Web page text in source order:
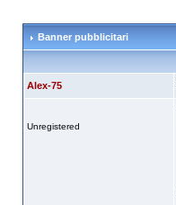
Banner pubblicitari
Alex-75
Unregistered